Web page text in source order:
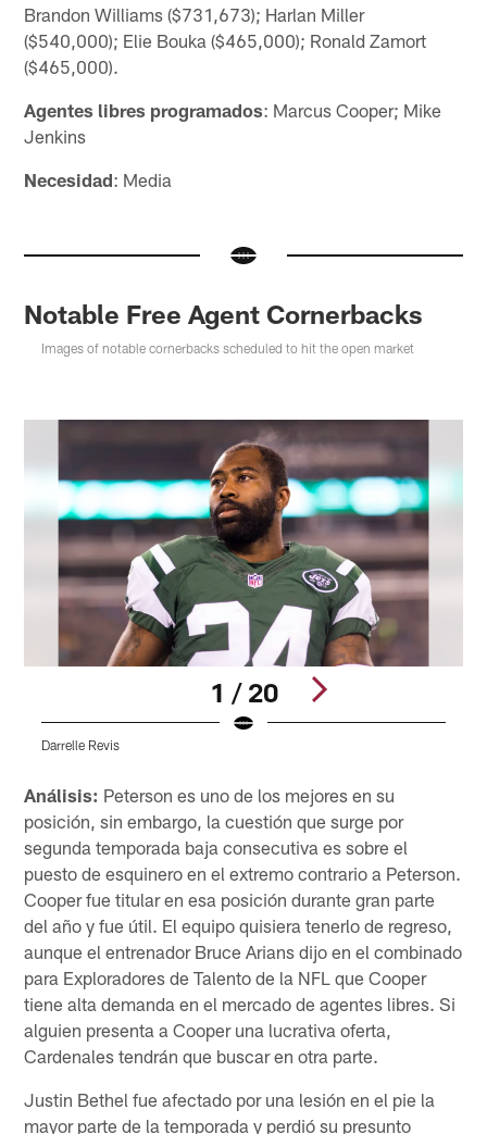
Brandon Williams ($731,673); Harlan Miller
($540,000); Elie Bouka ($465,000); Ronald Zamort
($465,000).
Agentes libres programados: Marcus Cooper; Mike
Jenkins
Necesidad: Media
Notable Free Agent Cornerbacks
Images of notable cornerbacks scheduled to hit the open market
1 / 20
Darrelle Revis
Análisis: Peterson es uno de los mejores en su
posición, sin embargo, la cuestión que surge por
segunda temporada baja consecutiva es sobre el
puesto de esquinero en el extremo contrario a Peterson.
Cooper fue titular en esa posición durante gran parte
del año y fue útil. El equipo quisiera tenerlo de regreso,
aunque el entrenador Bruce Arians dijo en el combinado
para Exploradores de Talento de la NFL que Cooper
tiene alta demanda en el mercado de agentes libres. Si
alguien presenta a Cooper una lucrativa oferta,
Cardenales tendrán que buscar en otra parte.
Justin Bethel fue afectado por una lesión en el pie la
mayor parte de la temporada y perdió su presunto